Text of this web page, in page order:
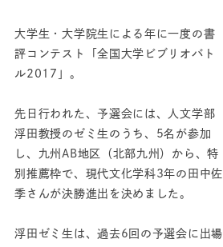
大学生・大学院生による年に一度の書
評コンテスト「全国大学ビブリオバト
ル2017」。
先日行われた、予選会には、人文学部
浮田教授のゼミ生のうち、5名が参加
し、九州AB地区（北部九州）から、特
別推薦枠で、現代文化学科3年の田中佐
季さんが決勝進出を決めました。
浮田ゼミ生は、過去6回の予選会に出